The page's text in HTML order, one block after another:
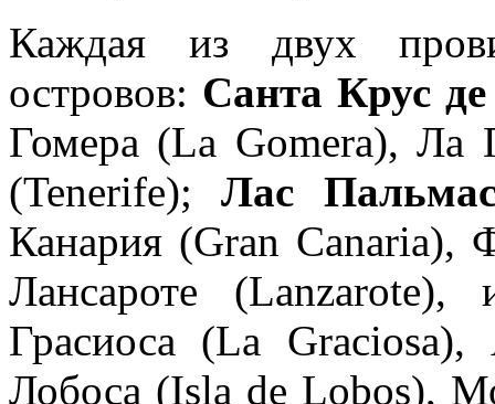
Каждая из двух
островов: Санта Крус
Гомера (La Gomera), Ла
(Tenerife);Лас
Канария (Gran Canaria),
Лансароте
Грасиоса (La Graciosa),
Лобоса (Isla de Lobos),